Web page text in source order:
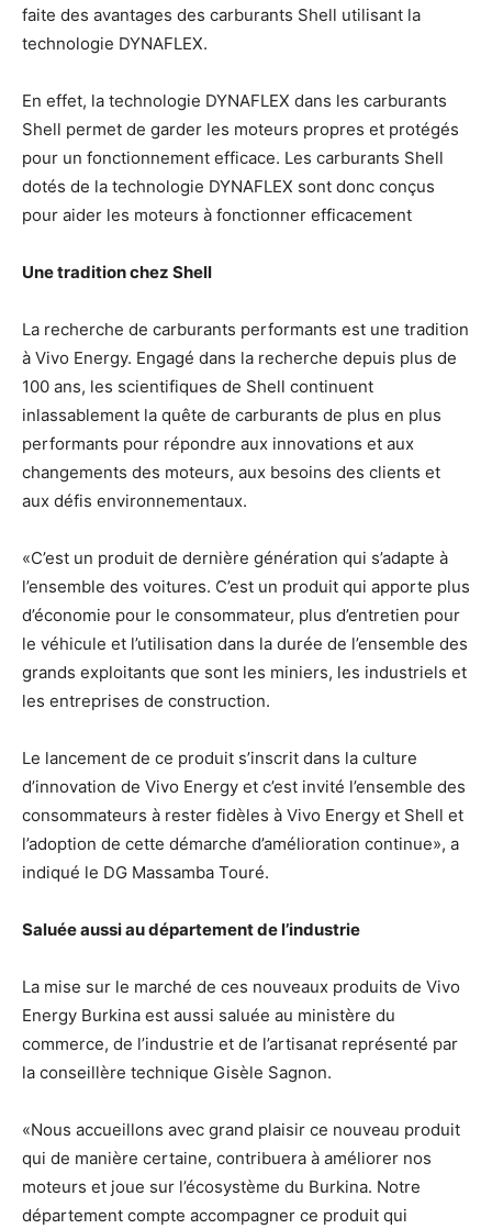
faite des avantages des carburants Shell utilisant la
technologie DYNAFLEX.
En effet, la technologie DYNAFLEX dans les carburants
Shell permet de garder les moteurs propres et protégés
pour un fonctionnement efficace. Les carburants Shell
dotés de la technologie DYNAFLEX sont donc conçus
pour aider les moteurs à fonctionner efficacement
Une tradition chez Shell
La recherche de carburants performants est une tradition
à Vivo Energy. Engagé dans la recherche depuis plus de
100 ans, les scientifiques de Shell continuent
inlassablement la quête de carburants de plus en plus
performants pour répondre aux innovations et aux
changements des moteurs, aux besoins des clients et
aux défis environnementaux.
«C’est un produit de dernière génération qui s’adapte à
l’ensemble des voitures. C’est un produit qui apporte plus
d’économie pour le consommateur, plus d’entretien pour
le véhicule et l’utilisation dans la durée de l’ensemble des
grands exploitants que sont les miniers, les industriels et
les entreprises de construction.
Le lancement de ce produit s’inscrit dans la culture
d’innovation de Vivo Energy et c’est invité l’ensemble des
consommateurs à rester fidèles à Vivo Energy et Shell et
l’adoption de cette démarche d’amélioration continue», a
indiqué le DG Massamba Touré.
Saluée aussi au département de l’industrie
La mise sur le marché de ces nouveaux produits de Vivo
Energy Burkina est aussi saluée au ministère du
commerce, de l’industrie et de l’artisanat représenté par
la conseillère technique Gisèle Sagnon.
«Nous accueillons avec grand plaisir ce nouveau produit
qui de manière certaine, contribuera à améliorer nos
moteurs et joue sur l’écosystème du Burkina. Notre
département compte accompagner ce produit qui